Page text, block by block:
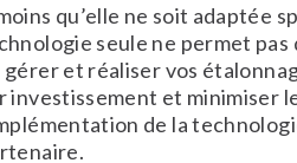
qu’elle ne soit adaptée
seule ne permet
gérer et réaliser vos
investissement et minimiser
de la